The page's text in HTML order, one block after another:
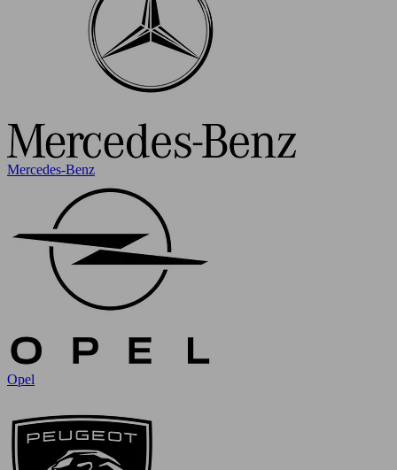
Mercedes-Benz
Opel